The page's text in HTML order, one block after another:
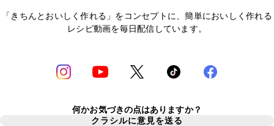
「きちんとおいしく作れる」をコンセプトに、簡単においしく作れる
レシピ動画を毎日配信しています。
何かお気づきの点はありますか？
クラシルに意見を送る